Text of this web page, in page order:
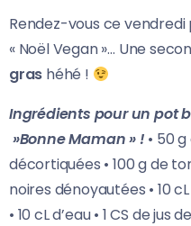
Rendez-vous ce
« Noël Vegan »… Une
gras héhé !
Ingrédients pour un pot
»Bonne Maman » ! • 50
décortiquées • 100 g de
noires dénoyautées • 10
• 10 cL d’eau • 1 CS de jus